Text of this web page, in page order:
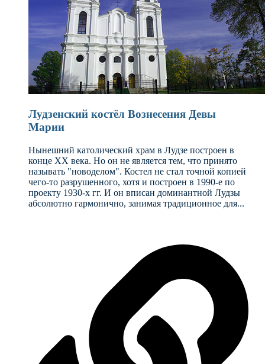
Лудзенский костёл Вознесения Девы
Марии
Нынешний католический храм в Лудзе построен в
конце XX века. Но он не является тем, что принято
называть "новоделом". Костел не стал точной копией
чего-то разрушенного, хотя и построен в 1990-е по
проекту 1930-х гг. И он вписан доминантной Лудзы
абсолютно гармонично, занимая традиционное для...